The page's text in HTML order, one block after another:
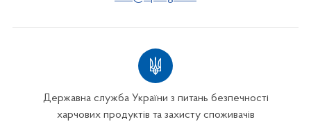
Державна служба України з питань безпечності
харчових продуктів та захисту споживачів